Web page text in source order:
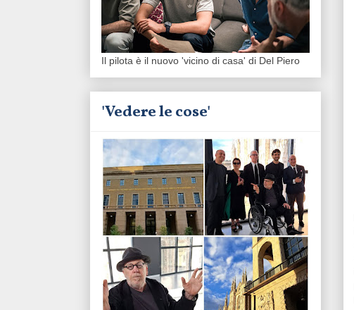
Il pilota è il nuovo 'vicino di casa' di Del Piero
'Vedere le cose'